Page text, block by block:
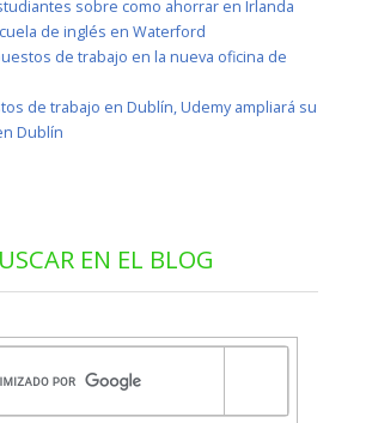
sobre como ahorrar en Irlanda
de inglés en Waterford
de trabajo en la nueva oficina de
de trabajo en Dublín, Udemy ampliará su
Dublín
EN EL BLOG